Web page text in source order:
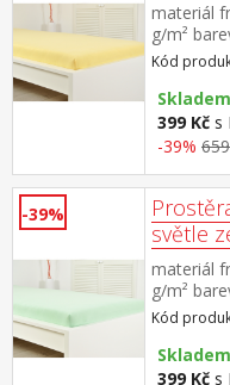
materiál
g/m²
výšky 25
Kód
Skladem
399 Kč s
-39%
-39%
světle
materiál
g/m²
odolné,
matrace
Kód
Skladem
399 Kč s